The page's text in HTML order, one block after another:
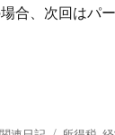
合、次回はパ
壁 毎月15万円